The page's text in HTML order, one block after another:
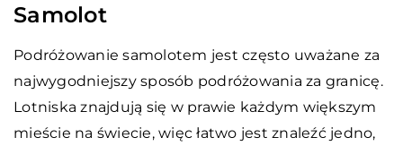
Samolot
Podróżowanie samolotem jest często uważane za
najwygodniejszy sposób podróżowania za granicę.
Lotniska znajdują się w prawie każdym większym
mieście na świecie, więc łatwo jest znaleźć jedno,